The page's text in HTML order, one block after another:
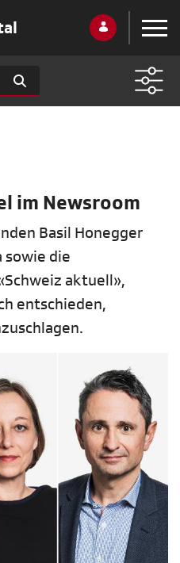
im Newsroom
Basil Honegger
sowie die
aktuell»,
entschieden,